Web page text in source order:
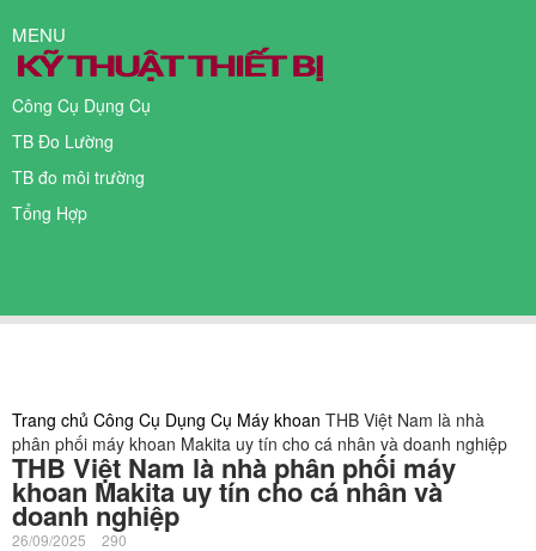
MENU
Công Cụ Dụng Cụ
TB Đo Lường
TB đo môi trường
Tổng Hợp
Trang chủ Công Cụ Dụng Cụ Máy khoan THB Việt Nam là nhà
phân phối máy khoan Makita uy tín cho cá nhân và doanh nghiệp
THB Việt Nam là nhà phân phối máy
khoan Makita uy tín cho cá nhân và
doanh nghiệp
26/09/2025 290